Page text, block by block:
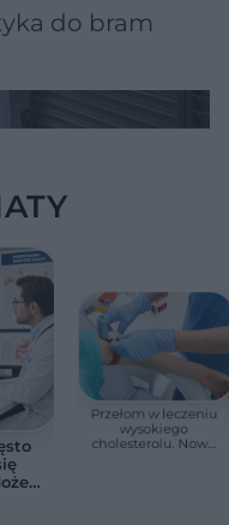
do bram
Przełom w leczeniu
wysokiego
cholesterolu. Nowa